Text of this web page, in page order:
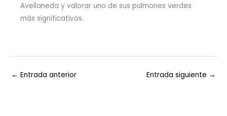
Avellaneda y valorar uno de sus pulmones verdes
más significativos.
← Entrada anterior Entrada siguiente →